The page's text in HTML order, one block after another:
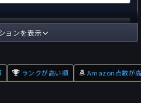
海外
ョンを表示
ランクが高い順 Amazon点数が